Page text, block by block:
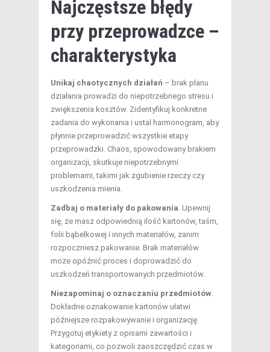
Najczęstsze błędy
przy przeprowadzce –
charakterystyka
Unikaj chaotycznych działań – brak planu
działania prowadzi do niepotrzebnego stresu i
zwiększenia kosztów. Zidentyfikuj konkretne
zadania do wykonania i ustal harmonogram, aby
płynnie przeprowadzić wszystkie etapy
przeprowadzki. Chaos, spowodowany brakiem
organizacji, skutkuje niepotrzebnymi
problemami, takimi jak zgubienie rzeczy czy
uszkodzenia mienia.
Zadbaj o materiały do pakowania. Upewnij
się, że masz odpowiednią ilość kartonów, taśm,
folii bąbelkowej i innych materiałów, zanim
rozpoczniesz pakowanie. Brak materiałów
może opóźnić proces i doprowadzić do
uszkodzeń transportowanych przedmiotów.
Niezapominaj o oznaczaniu przedmiotów.
Dokładne oznakowanie kartonów ułatwi
późniejsze rozpakowywanie i organizację.
Przygotuj etykiety z opisami zawartości i
kategoriami, co pozwoli zaoszczędzić czas w